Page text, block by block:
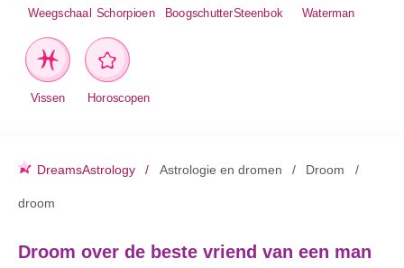
Weegschaal Schorpioen BoogschutterSteenbok Waterman
Vissen Horoscopen
DreamsAstrology Astrologie en dromen Droom
droom
Droom over de beste vriend van een man